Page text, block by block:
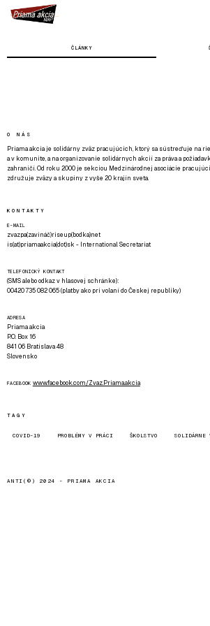
ČLÁNKY
O NÁS
Priama akcia je solidárny zväz pracujúcich, ktorý sa sústreďuje na
a v komunite, a na organizovanie solidárnych akcií za práva a
zahraničí. Od roku 2000 je sekciou Medzinárodnej asociácie
združuje zväzy a skupiny z vyše 20 krajín sveta.
KONTAKTY
E-MAIL
zvazpa(zavináč)riseup(bodka)net
is(at)priamaakcia(dot)sk - International Secretariat
TELEFONICKÝ KONTAKT
(SMS alebo odkaz v hlasovej schránke):
00420 735 082 065 (platby ako pri volaní do Českej republiky)
ADRESA
Priama akcia
P.O. Box 16
841 06 Bratislava 48
Slovensko
FACEBOOK www.facebook.com/Zvaz.Priama.akcia
TAGY
COVID-19 PROBLÉMY V PRÁCI ŠKOLSTVO SOLIDÁRNE
ANTI(©) 2024 - PRIAMA AKCIA